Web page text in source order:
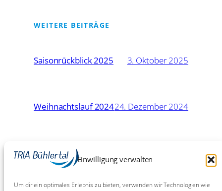
Einwilligung verwalten
Um dir ein optimales Erlebnis zu bieten, verwenden wir Technologien wie
WEITERE BEITRÄGE
Saisonrückblick 2025 3. Oktober 2025
Weihnachtslauf 202424. Dezember 2024
Eschborn-Frankfurt: Chaos
Chaos Chaos!